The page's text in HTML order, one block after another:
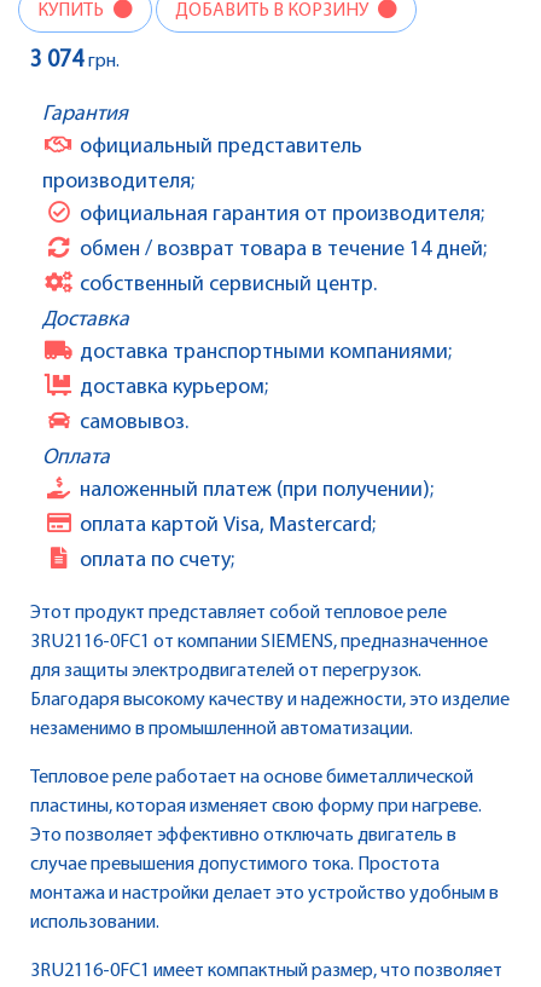
КУПИТЬ ДОБАВИТЬ В КОРЗИНУ
3 074грн.
Гарантия
официальный представитель
производителя;
официальная гарантия от производителя;
обмен / возврат товара в течение 14 дней;
собственный сервисный центр.
Доставка
доставка транспортными компаниями;
доставка курьером;
самовывоз.
Оплата
наложенный платеж (при получении);
оплата картой Visa, Mastercard;
оплата по счету;
Этот продукт представляет собой тепловое реле
3RU2116-0FC1 от компании SIEMENS, предназначенное
для защиты электродвигателей от перегрузок.
Благодаря высокому качеству и надежности, это изделие
незаменимо в промышленной автоматизации.
Тепловое реле работает на основе биметаллической
пластины, которая изменяет свою форму при нагреве.
Это позволяет эффективно отключать двигатель в
случае превышения допустимого тока. Простота
монтажа и настройки делает это устройство удобным в
использовании.
3RU2116-0FC1 имеет компактный размер, что позволяет